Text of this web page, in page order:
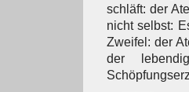
schläft: der
nicht selbst:
Zweifel: der
der